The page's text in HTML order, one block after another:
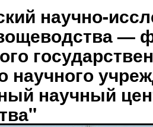
научно-
—
научного
научный